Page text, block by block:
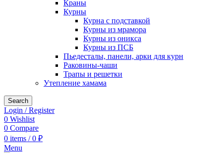
Краны
Курны
Курна с подставкой
Курны из мрамора
Курны из оникса
Курны из ПСБ
Пьедесталы, панели, арки для курн
Раковины-чаши
Трапы и решетки
Утепление хамама
Search
Login / Register
0 Wishlist
0 Compare
0 items / 0 ₽
Menu